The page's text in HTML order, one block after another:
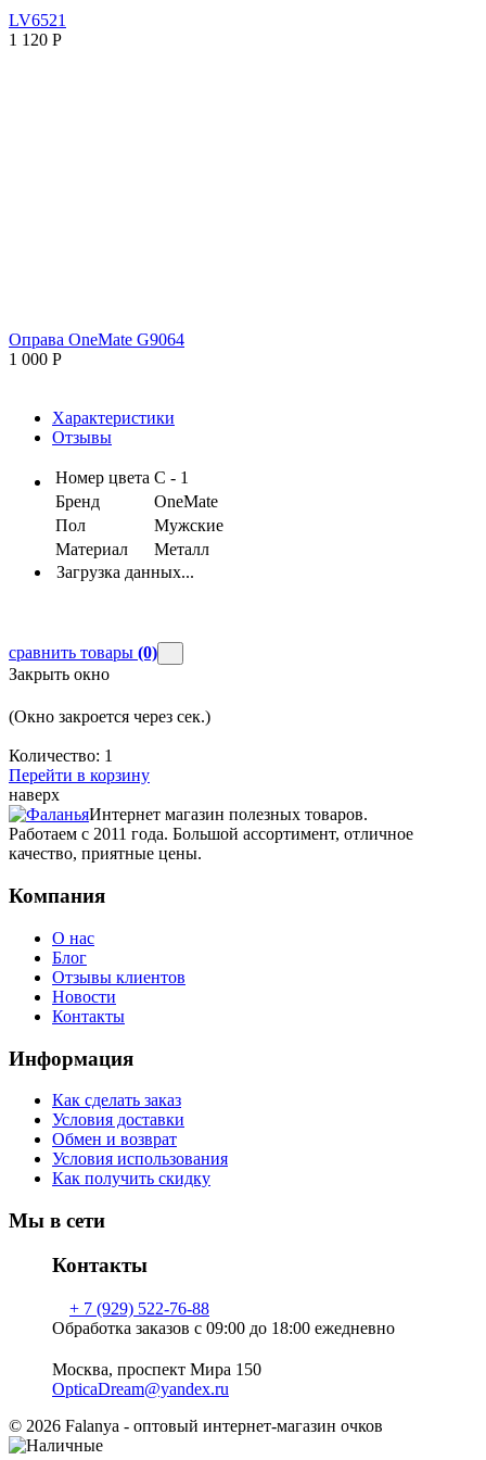
LV6521
1 120 Р
Оправа OneMate G9064
1 000 Р
Характеристики
Отзывы
Номер цвета С - 1
Бренд
OneMate
Пол
Мужские
Материал
Металл
Загрузка данных...
сравнить товары (0)
Закрыть окно
(Окно закроется через сек.)
Количество: 1
Перейти в корзину
наверх
Интернет магазин полезных товаров.
Работаем с 2011 года. Большой ассортимент, отличное
качество, приятные цены.
Компания
О нас
Блог
Отзывы клиентов
Новости
Контакты
Информация
Как сделать заказ
Условия доставки
Обмен и возврат
Условия использования
Как получить скидку
Мы в сети
Контакты
+ 7 (929) 522-76-88
Обработка заказов с 09:00 до 18:00 ежедневно
Москва, проспект Мира 150
OpticaDream@yandex.ru
© 2026 Falanya - оптовый интернет-магазин очков